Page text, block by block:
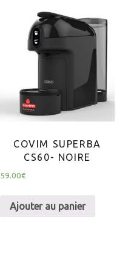
COVIM SUPERBA
CS60- NOIRE
59.00€
Ajouter au panier